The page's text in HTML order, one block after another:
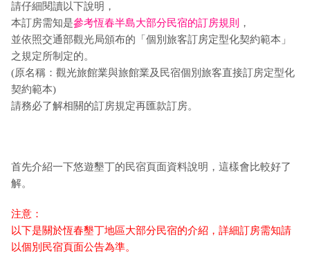
請仔細閱讀以下說明，
本訂房需知是參考恆春半島大部分民宿的訂房規則
，
並依照交通部觀光局頒布的「個別旅客訂房定型化契約範本」
之規定所制定的。
(原名稱：觀光旅館業與旅館業及民宿個別旅客直接訂房定型化
契約範本)
請務必了解相關的訂房規定再匯款訂房。
首先介紹一下悠遊墾丁的民宿頁面資料說明，這樣會比較好了
解。
注意：
以下是關於恆春墾丁地區大部分民宿的介紹，詳細訂房需知請
以個別民宿頁面公告為準。